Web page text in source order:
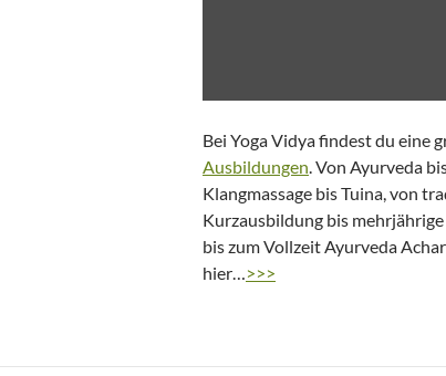
Bei Yoga Vidya findest du eine
Ausbildungen. Von Ayurveda
Klangmassage bis Tuina, von
Kurzausbildung bis
bis zum Vollzeit Ayurveda
hier…>>>